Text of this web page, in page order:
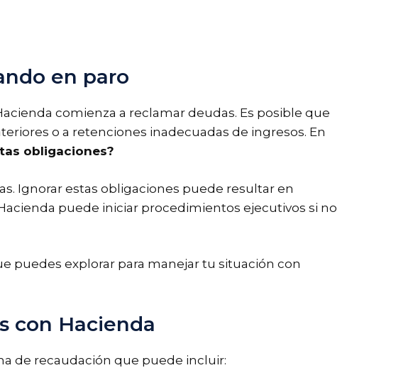
en paro
comienza a reclamar deudas. Es posible que
o a retenciones inadecuadas de ingresos. En
obligaciones?
Ignorar estas obligaciones puede resultar en
puede iniciar procedimientos ejecutivos si no
puedes explorar para manejar tu situación con
con Hacienda
de recaudación que puede incluir: